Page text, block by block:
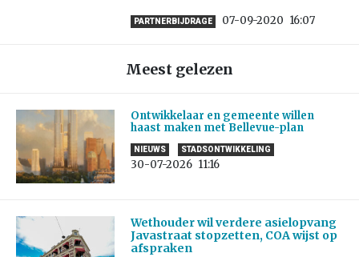
PARTNERBIJDRAGE 07-09-2020 16:07
Meest gelezen
Ontwikkelaar en gemeente willen
haast maken met Bellevue-plan
NIEUWS STADSONTWIKKELING
30-07-2026 11:16
Wethouder wil verdere asielopvang
Javastraat stopzetten, COA wijst op
afspraken